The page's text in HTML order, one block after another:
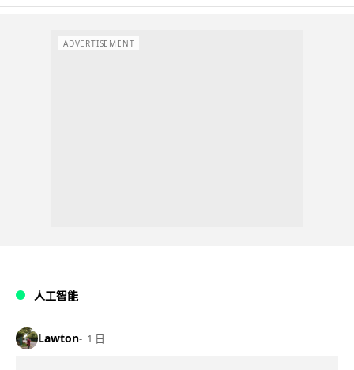
ADVERTISEMENT
人工智能
Lawton 1 日